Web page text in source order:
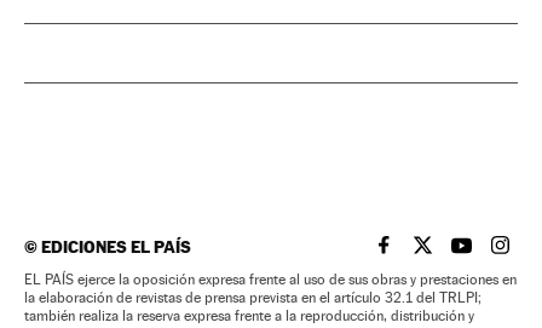
©EDICIONES EL PAÍS EL PAÍS BRASIL EN
EL PAÍSEL PAÍS
EL
EL PAÍS ejerce la oposición expresa frente al uso de sus obras y prestaciones en
la elaboración de revistas de prensa prevista en el artículo 32.1 del TRLPI;
también realiza la reserva expresa frente a la reproducción, distribución y